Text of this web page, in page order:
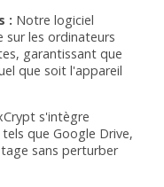
: Notre logiciel
sur les ordinateurs
garantissant que
que soit l'appareil
s'intègre
que Google Drive,
sans perturber